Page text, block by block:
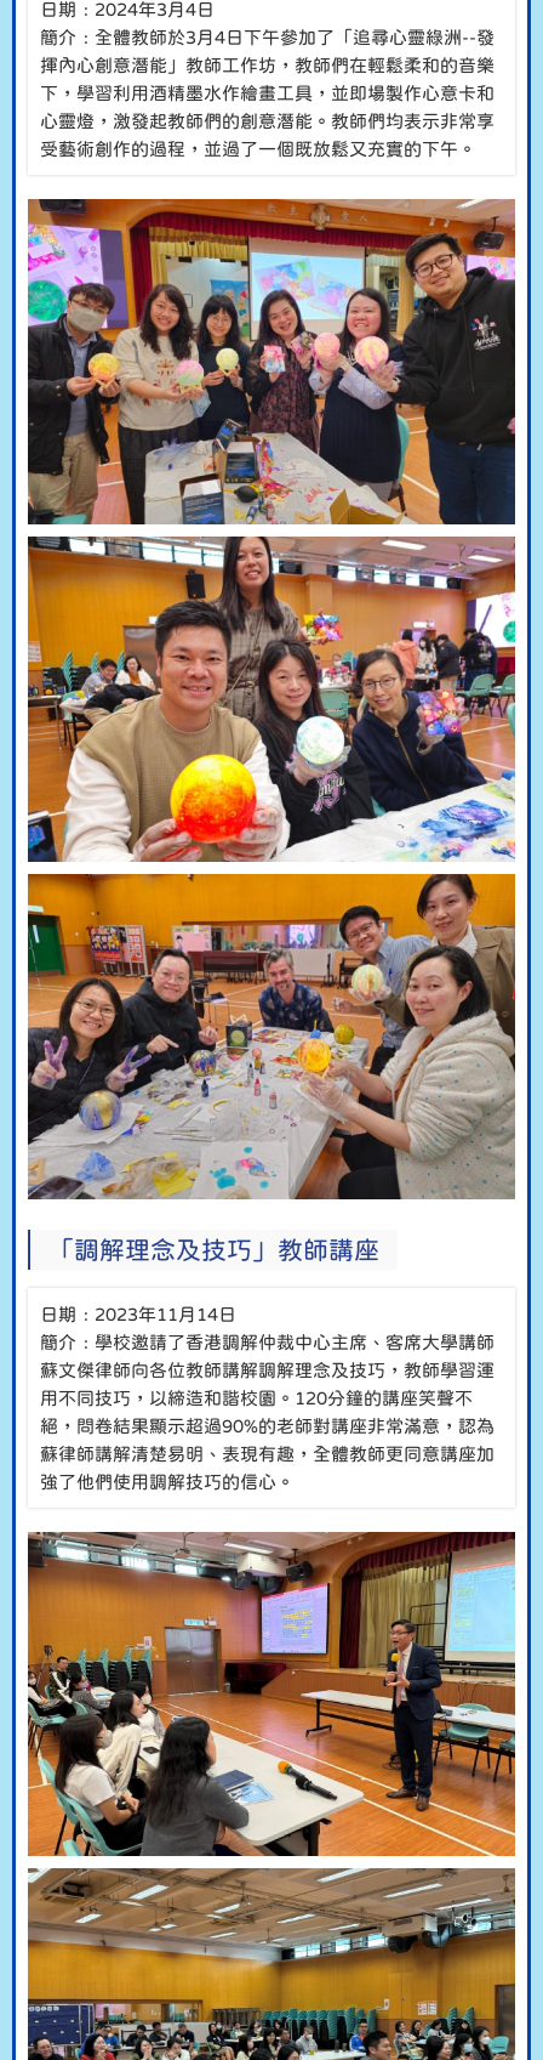
日期﹕2024年3月4日
簡介﹕全體教師於3月4日下午參加了「追尋心靈綠洲--發
揮內心創意潛能」教師工作坊，教師們在輕鬆柔和的音樂
下，學習利用酒精墨水作繪畫工具，並即場製作心意卡和
心靈燈，激發起教師們的創意潛能。教師們均表示非常享
受藝術創作的過程，並過了一個既放鬆又充實的下午。
「調解理念及技巧」教師講座
日期﹕2023年11月14日
簡介﹕學校邀請了香港調解仲裁中心主席、客席大學講師
蘇文傑律師向各位教師講解調解理念及技巧，教師學習運
用不同技巧，以締造和諧校園。120分鐘的講座笑聲不
絕，問卷結果顯示超過90%的老師對講座非常滿意，認為
蘇律師講解清楚易明、表現有趣，全體教師更同意講座加
強了他們使用調解技巧的信心。